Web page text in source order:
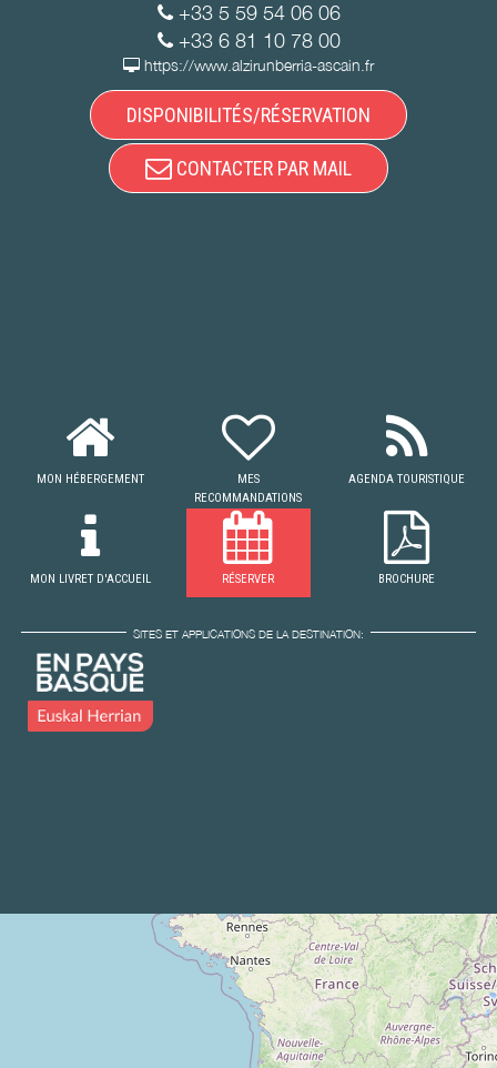
+33 5 59 54 06 06
+33 6 81 10 78 00
https://www.alzirunberria-ascain.fr
DISPONIBILITÉS/RÉSERVATION
CONTACTER PAR MAIL
MON HÉBERGEMENT
MES
RECOMMANDATIONS
AGENDA TOURISTIQUE
MON LIVRET D'ACCUEIL RÉSERVER BROCHURE
SITES ET APPLICATIONS DE LA DESTINATION: